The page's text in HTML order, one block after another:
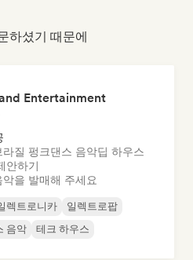
하셨기 때문에
Entertainment
라질 펑크댄스 음악딥 하우스
안하기
을 발매해 주세요
렉트로니카
일렉트로팝
음악 테크 하우스